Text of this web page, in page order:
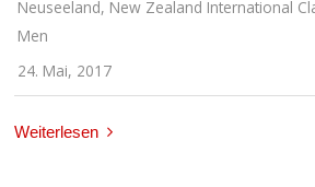
Neuseeland, New Zealand International
Men
24. Mai, 2017
Weiterlesen